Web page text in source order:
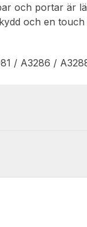
och portar är
och en
/ A3286 /